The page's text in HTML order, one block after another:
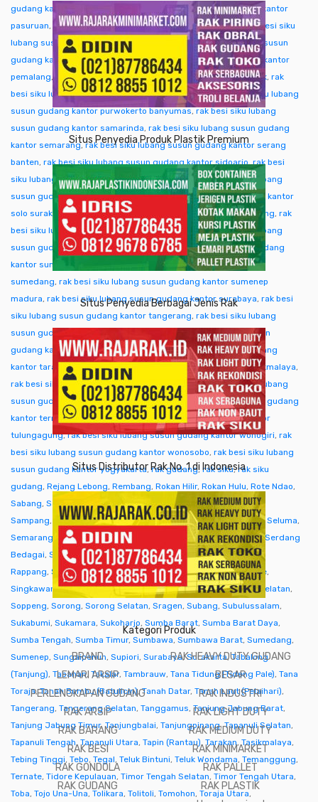
gudang kantor pare-pare
rak besi siku lubang susun gudang kantor
pasuruan, rak besi siku lubang susun gudang kantor pati,rak besi siku
lubang susun gudang kantor pekalongan
rak besi siku lubang susun
gudang kantor pekanbaru,rak besi siku lubang susun gudang kantor
pemalang, rak besi siku lubang susun gudang kantor pontianak, rak
besi siku lubang susun gudang kantor purwakarta,rak besi siku lubang
susun gudang kantor purwokerto banyumas, rak besi siku lubang
susun gudang kantor samarinda, rak besi siku lubang susun gudang
kantor semarang,rak besi siku lubang susun gudang kantor serang
banten, rak besi siku lubang susun gudang kantor sidoarjo,rak besi
siku lubang susun gudang kantor singkawang,rak besi siku lubang
susun gudang kantor sofifi,rak besi siku lubang susun gudang kantor
solo surakarta,rak besi siku lubang susun gudang kantor sorong, rak
besi siku lubang susun gudang kantor subang,rak besi siku lubang
susun gudang kantor sukabumi,rak besi siku lubang susun gudang
kantor sumba ntt
rak besi siku lubang susun gudang kantor
sumedang, rak besi siku lubang susun gudang kantor sumenep
madura, rak besi siku lubang susun gudang kantor surabaya, rak besi
siku lubang susun gudang kantor tangerang, rak besi siku lubang
susun gudang kantor tangjung selor
rak besi siku lubang susun
gudang kantor tanjungpinang,rak besi siku lubang susun gudang
kantor tarakan, rak besi siku lubang susun gudang kantor tasikmalaya,
rak besi siku lubang susun gudang kantor tegal,rak besi siku lubang
susun gudang kantor temanggung,rak besi siku lubang susun gudang
kantor ternate tidore,rak besi siku lubang susun gudang kantor
tulungagung,rak besi siku lubang susun gudang kantor wonogiri, rak
besi siku lubang susun gudang kantor wonosobo, rak besi siku lubang
susun gudang kantor yogyakarta,rak gudang, rak siku,rak siku
gudang, Rejang Lebong, Rembang, Rokan Hilir, Rokan Hulu, Rote Ndao,
Sabang, Sabu Raijua ,Salatiga,Samarinda,Sambas,Samosir,
Sampang, Sanggau,Sarmi,Sarolangun,Sawahlunto,Sekadau,Seluma,
Semarang
Seram Bagian Barat Seram Bagian Timur,Serang,Serdang
Bedagai, Seruyan (Kuala Pembuang),Siak, Sibolga,Sidenreng
Rappang, Sidoarjo,Sigi,Sijunjung,Sikka,Simalungun,Simeulue,
Singkawang,Sinjai,Sintang,Situbondo,Sleman,Solok,Solok Selatan,
Soppeng, Sorong, Sorong Selatan, Sragen, Subang, Subulussalam,
Sukabumi, Sukamara, Sukoharjo, Sumba Barat, Sumba Barat Daya,
Sumba Tengah, Sumba Timur, Sumbawa, Sumbawa Barat, Sumedang,
Sumenep, Sungaipenuh, Supiori, Surabaya,Surakarta,Tabalong
(Tanjung), Tabanan, Takalar, Tambrauw, Tana Tidung (Tideng Pale), Tana
Toraja,Tanah Bumbu (Batulicin),Tanah Datar, Tanah Laut (Pelaihari),
Tangerang, Tangerang Selatan, Tanggamus, Tanjung Jabung Barat,
Tanjung Jabung Timur,Tanjungbalai, Tanjungpinang,Tapanuli Selatan,
Tapanuli Tengah, Tapanuli Utara, Tapin (Rantau), Tarakan,Tasikmalaya,
Tebing Tinggi, Tebo, Tegal, Teluk Bintuni, Teluk Wondama, Temanggung,
Ternate, Tidore Kepulauan, Timor Tengah Selatan, Timor Tengah Utara,
Toba, Tojo Una-Una, Tolikara, Tolitoli, Tomohon, Toraja Utara,
Situs Penyedia Produk Plastik Premium
Situs Penyedia Berbagai Jenis Rak
Situs Distributor Rak No. 1 di Indonesia
Kategori Produk
BRAND
LEMARI ARSIP
PERLENGKAPAN GUDANG
RAK ARSIP
RAK BARANG
RAK BESI
RAK GONDOLA
RAK GUDANG
RAK HEAVY DUTY GUDANG
BESAR
RAK INDUSTRI
RAK LIGHT DUTY
RAK MEDIUM DUTY
RAK MINIMARKET
RAK PALLET
RAK PLASTIK